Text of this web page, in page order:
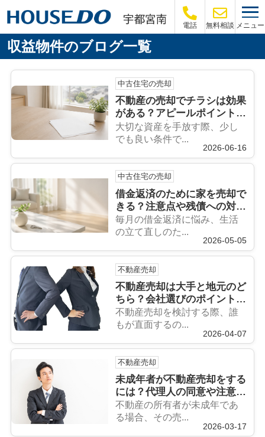
電話 無料相談 メニュー
収益物件のブログ一覧
中古住宅の売却
不動産の売却でチラシは効果
がある？アピールポイントや
ルールも解説
大切な資産を手放す際、少し
でも良い条件で...
2026-06-16
中古住宅の売却
借金返済のために家を売却で
きる？注意点や残債への対策
についても解説
毎月の借金返済に悩み、生活
の立て直しのた...
2026-05-05
不動産売却
不動産売却は大手と地元のど
ちら？会社選びのポイントに
ついても解説
不動産売却を検討する際、誰
もが直面するの...
2026-04-07
不動産売却
未成年者が不動産売却をする
には？代理人の同意や注意点
についても解説
不動産の所有者が未成年であ
る場合、その売...
2026-03-17